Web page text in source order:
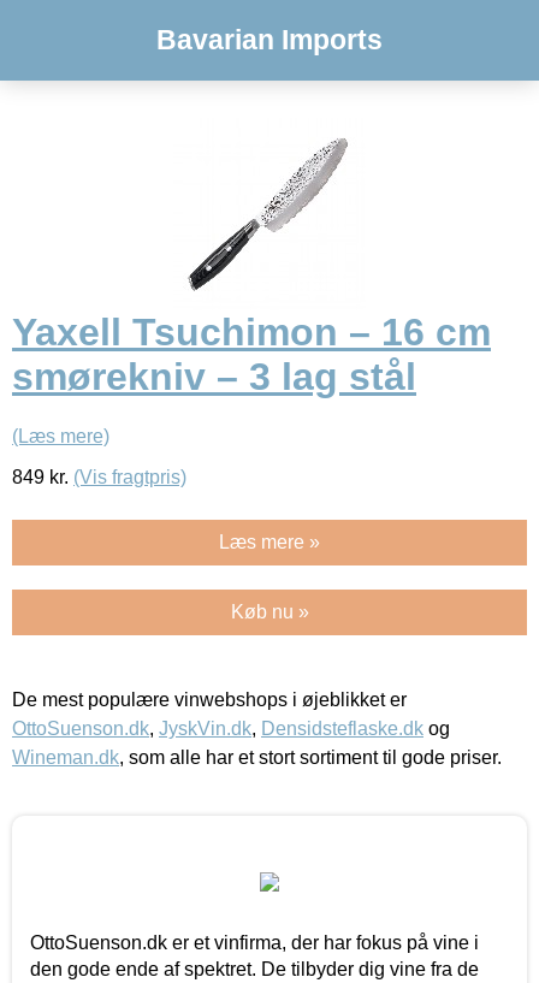
Bavarian Imports
Yaxell Tsuchimon – 16 cm
smørekniv – 3 lag stål
(Læs mere)
849 kr. (Vis fragtpris)
Læs mere »
Køb nu »
De mest populære vinwebshops i øjeblikket er
OttoSuenson.dk, JyskVin.dk, Densidsteflaske.dk og
Wineman.dk, som alle har et stort sortiment til gode priser.
OttoSuenson.dk er et vinfirma, der har fokus på vine i
den gode ende af spektret. De tilbyder dig vine fra de